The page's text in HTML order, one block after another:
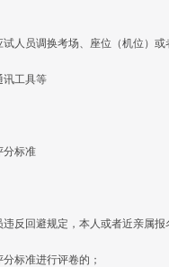
人员调换考场、座位（机位）
讯工具等
分标准
反回避规定，本人或者近亲属
标准进行评卷的；